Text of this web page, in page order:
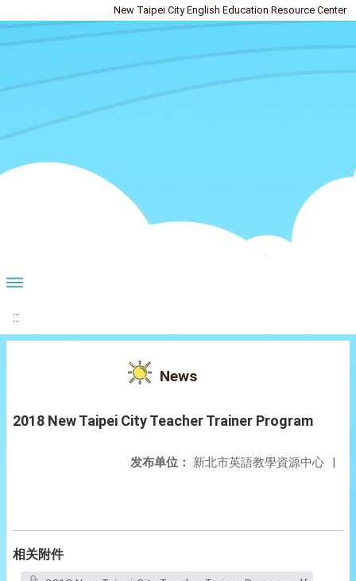
New Taipei City English Education Resource Center
:::
News
2018 New Taipei City Teacher Trainer Program
发布单位： 新北市英語教學資源中心 |
相关附件